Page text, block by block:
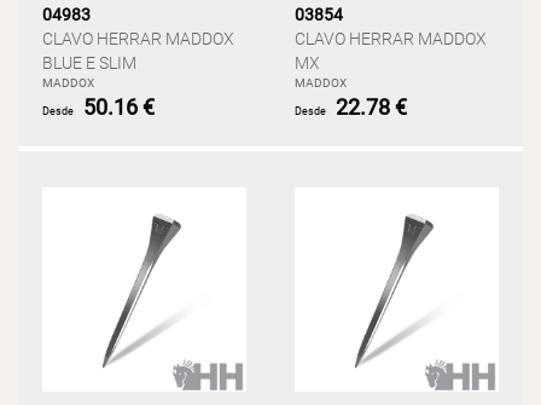
04983
CLAVO HERRAR MADDOX
BLUE E SLIM
MADDOX
Desde 50.16 €
03854
CLAVO HERRAR MADDOX
MX
MADDOX
Desde 22.78 €